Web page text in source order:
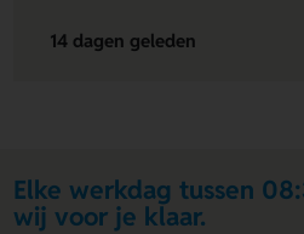
14 dagen geleden
Elke werkdag tussen
wij voor je klaar.